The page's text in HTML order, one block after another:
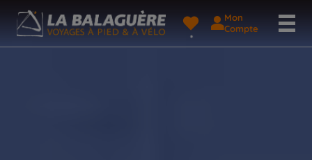
Mon
Compte